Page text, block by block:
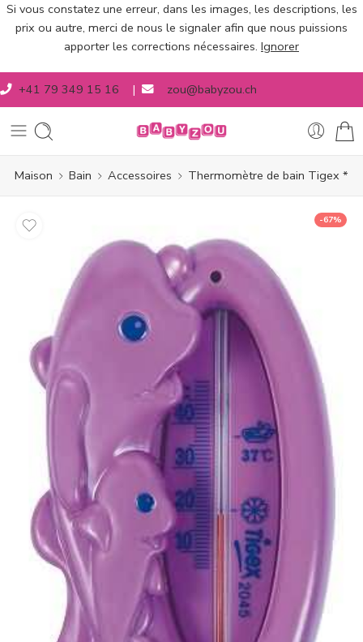
Si vous constatez une erreur, dans les images, les descriptions, les
prix ou autre, merci de nous le signaler afin que nous puissions
apporter les corrections nécessaires. Ignorer
+41 79 349 15 16 | zou@babyzou.ch
Maison Bain Accessoires Thermomètre de bain Tigex *
-67%